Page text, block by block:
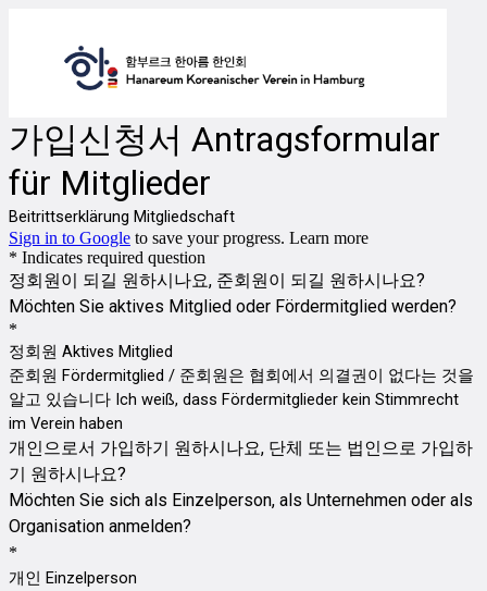
가입신청서 Antragsformular
für Mitglieder
Beitrittserklärung Mitgliedschaft
Sign in to Google to save your progress. Learn more
* Indicates required question
정회원이 되길 원하시나요, 준회원이 되길 원하시나요?
Möchten Sie aktives Mitglied oder Fördermitglied werden?
*
정회원 Aktives Mitglied
준회원 Fördermitglied / 준회원은 협회에서 의결권이 없다는 것을
알고 있습니다 Ich weiß, dass Fördermitglieder kein Stimmrecht
im Verein haben
개인으로서 가입하기 원하시나요, 단체 또는 법인으로 가입하
기 원하시나요?
Möchten Sie sich als Einzelperson, als Unternehmen oder als
Organisation anmelden?
*
개인 Einzelperson